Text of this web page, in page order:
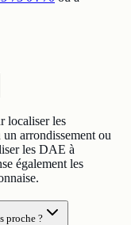
localiser les
arrondissement ou
les DAE à
également les
proche ?